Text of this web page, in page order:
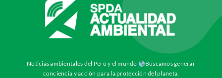
Noticias ambientales del Perú y el mundo
Buscamos generar
conciencia y acción para la protección del planeta.